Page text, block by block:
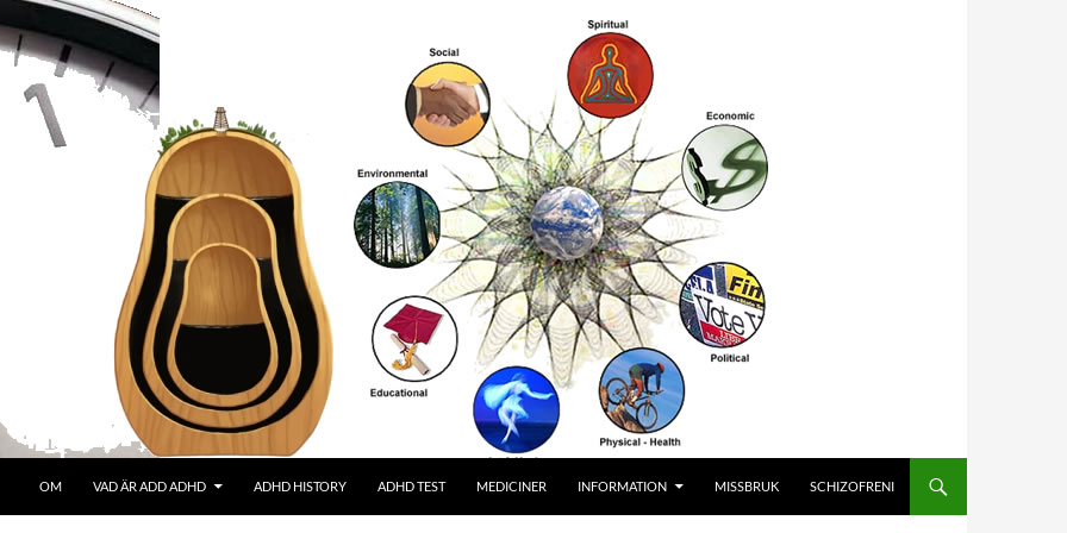
OM VAD ÄR ADD ADHD ADHD HISTORY ADHD TEST MEDICINER INFORMATION MISSBRUK SCHIZOFRENI